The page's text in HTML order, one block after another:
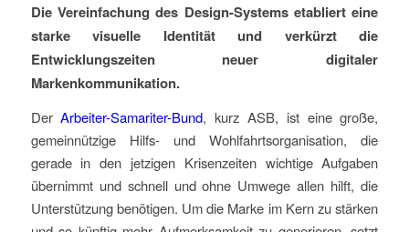
Die Vereinfachung des Design-Systems etabliert eine
starke visuelle Identität und verkürzt die
Entwicklungszeiten neuer digitaler
Markenkommunikation.
DerArbeiter-Samariter-Bund, kurz ASB, ist eine große,
gemeinnützige Hilfs- und Wohlfahrtsorganisation, die
gerade in den jetzigen Krisenzeiten wichtige Aufgaben
übernimmt und schnell und ohne Umwege allen hilft, die
Unterstützung benötigen. Um die Marke im Kern zu stärken